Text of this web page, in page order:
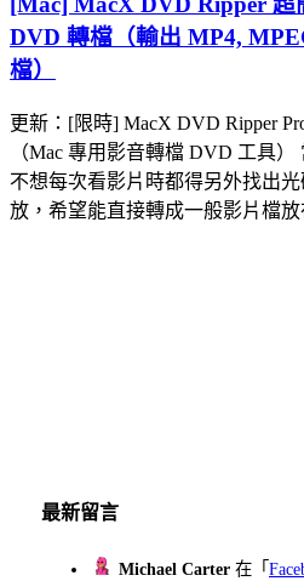
DVD 轉檔（輸出 MP4,
檔）
更新：[限時] MacX DVD Ripper
（Mac 專用影音轉檔 DVD 工具
不想每次看影片時都得另外找出
放，希望能直接轉成一般影片檔
最新留言
Michael Carter 在「